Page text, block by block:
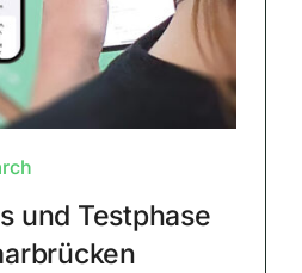
und Testphase